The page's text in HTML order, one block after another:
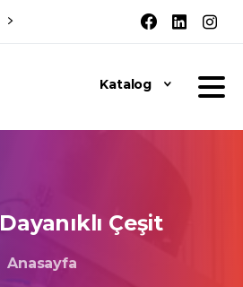
Katalog
Dayanıklı Çeşit
Anasayfa